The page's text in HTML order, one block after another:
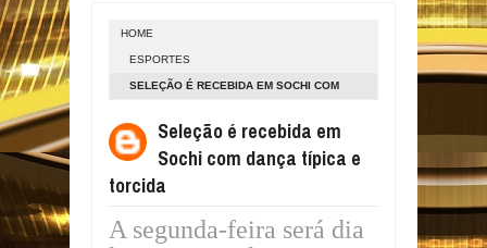
HOME
ESPORTES
SELEÇÃO É RECEBIDA EM SOCHI COM
Seleção é recebida em
Sochi com dança típica e
torcida
A segunda-feira será dia